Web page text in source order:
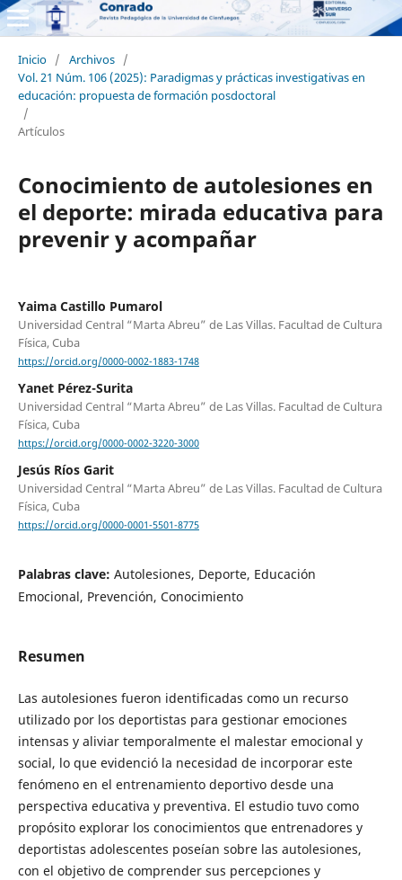
Inicio / Archivos /
Vol. 21 Núm. 106 (2025): Paradigmas y prácticas investigativas en
educación: propuesta de formación posdoctoral
/
Artículos
Conocimiento de autolesiones en
el deporte: mirada educativa para
prevenir y acompañar
Yaima Castillo Pumarol
Universidad Central “Marta Abreu” de Las Villas. Facultad de Cultura
Física, Cuba
https://orcid.org/0000-0002-1883-1748
Yanet Pérez-Surita
Universidad Central “Marta Abreu” de Las Villas. Facultad de Cultura
Física, Cuba
https://orcid.org/0000-0002-3220-3000
Jesús Ríos Garit
Universidad Central “Marta Abreu” de Las Villas. Facultad de Cultura
Física, Cuba
https://orcid.org/0000-0001-5501-8775
Palabras clave: Autolesiones, Deporte, Educación
Emocional, Prevención, Conocimiento
Resumen
Las autolesiones fueron identificadas como un recurso
utilizado por los deportistas para gestionar emociones
intensas y aliviar temporalmente el malestar emocional y
social, lo que evidenció la necesidad de incorporar este
fenómeno en el entrenamiento deportivo desde una
perspectiva educativa y preventiva. El estudio tuvo como
propósito explorar los conocimientos que entrenadores y
deportistas adolescentes poseían sobre las autolesiones,
con el objetivo de comprender sus percepciones y